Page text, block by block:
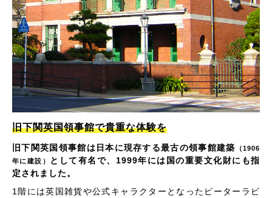
旧下関英国領事館で貴重な体験を
旧下関英国領事館は日本に現存する最古の領事館建築
（1906
年に建設）
として有名で、1999年には国の重要文化財にも指
定されました。
1階には英国雑貨や公式キャラクターとなったピーターラビ